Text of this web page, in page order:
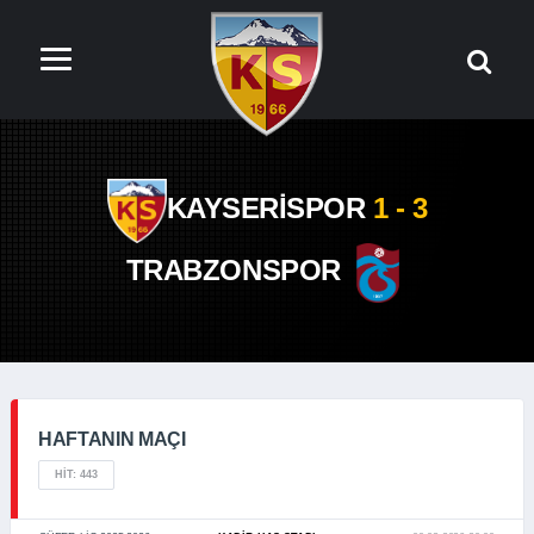
KAYSERİSPOR 1 - 3
TRABZONSPOR
HAFTANIN MAÇI
HIT: 443